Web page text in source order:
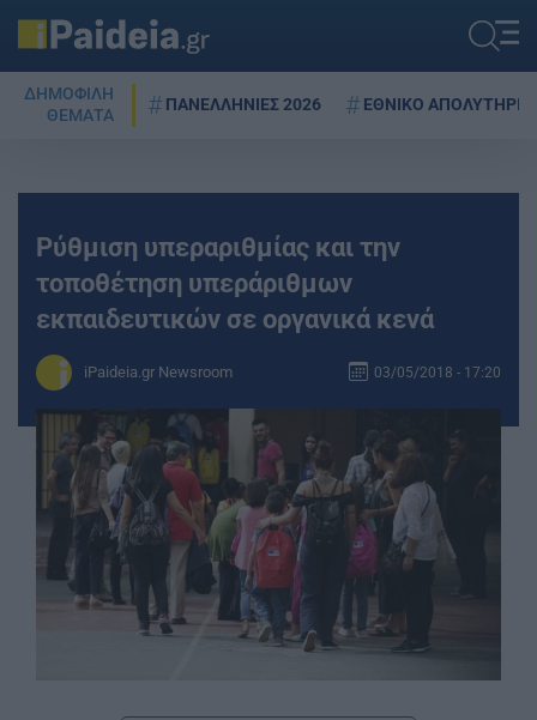
ΔΗΜΟΦΙΛΗ
ΘΕΜΑΤΑ
ΠΑΝΕΛΛΗΝΙΕΣ 2026 ΕΘΝΙΚΟ ΑΠΟΛΥΤΗΡΙΟ
Ρύθμιση υπεραριθμίας και την
τοποθέτηση υπεράριθμων
εκπαιδευτικών σε οργανικά κενά
iPaideia.gr Newsroom 03/05/2018 - 17:20